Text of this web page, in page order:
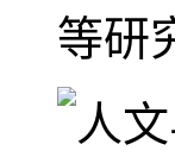
等研